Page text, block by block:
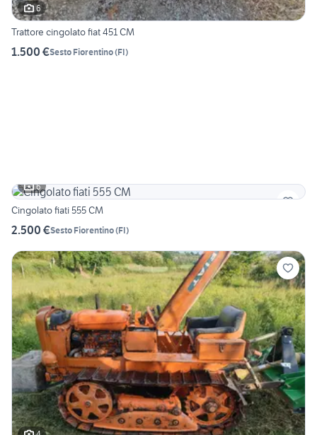
6
Trattore cingolato fiat 451 CM
1.500 €Sesto Fiorentino(FI)
6
Cingolato fiati 555 CM
2.500 €Sesto Fiorentino(FI)